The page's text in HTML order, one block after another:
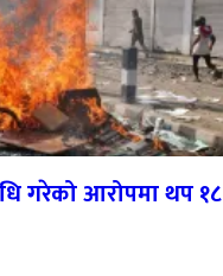
गरेको आरोपमा थप १८